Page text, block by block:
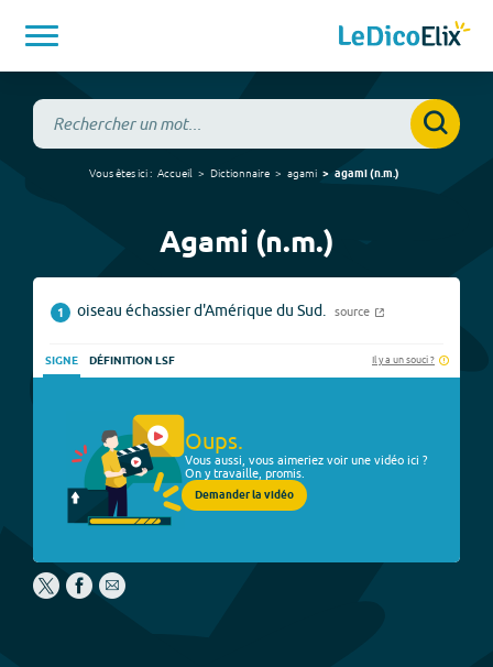
Vous êtes ici : Accueil Dictionnaire agami agami(n.m.)
Agami (n.m.)
1 oiseau échassier d'Amérique du Sud. source
SIGNE DÉFINITION LSF Il y a un souci ?
Oups.
Vous aussi, vous aimeriez voir une vidéo ici ?
On y travaille, promis.
Demander la vidéo